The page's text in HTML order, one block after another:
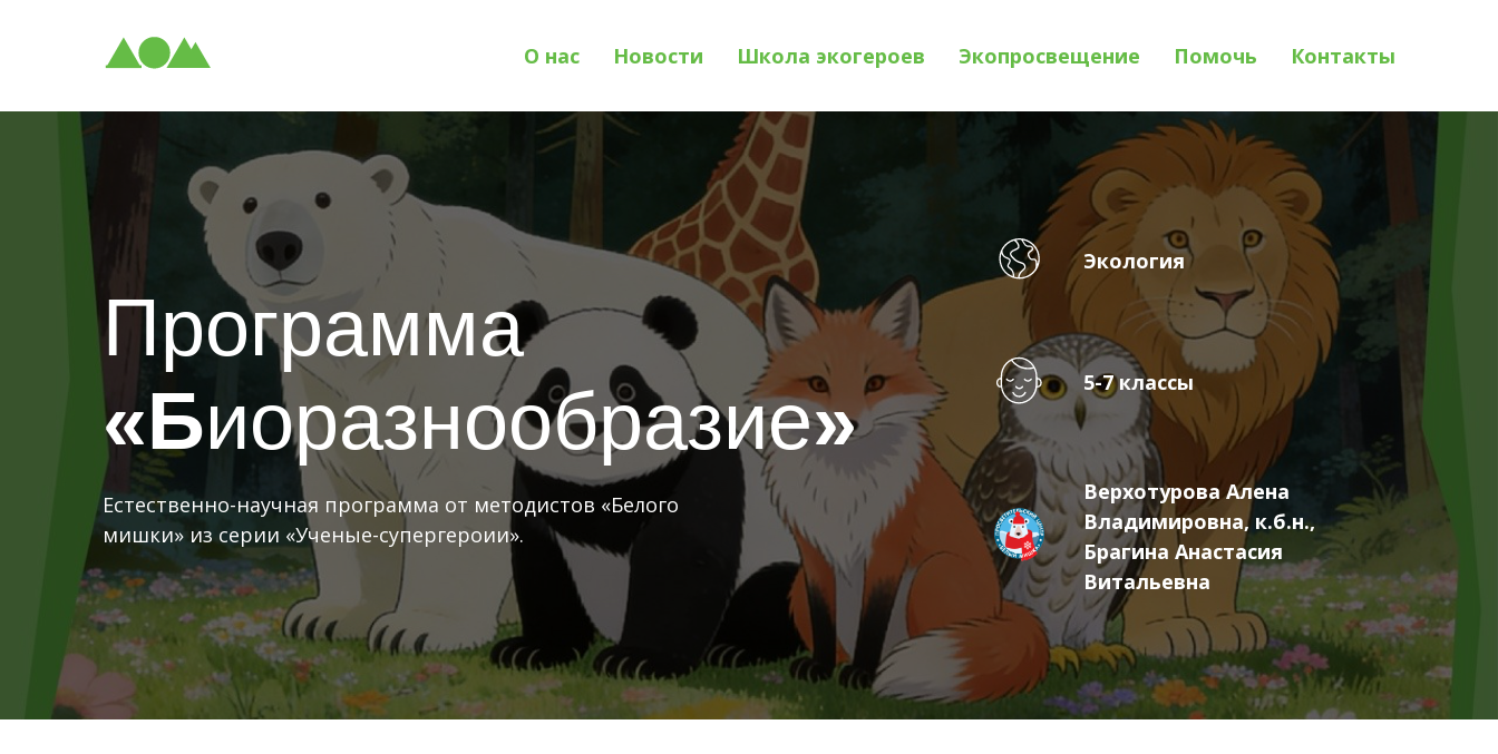
О нас Новости Школа экогероев Экопросвещение Помочь Контакты
Программа
«Биоразнообразие»
Естественно-научная программа от методистов «Белого
мишки» из серии «Ученые-супергероии».
Экология
5-7 классы
Верхотурова Алена
Владимировна, к.б.н.,
Брагина Анастасия
Витальевна